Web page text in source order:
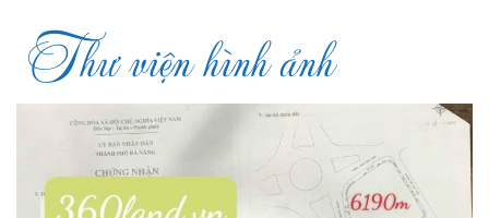
Thư viện hình ảnh